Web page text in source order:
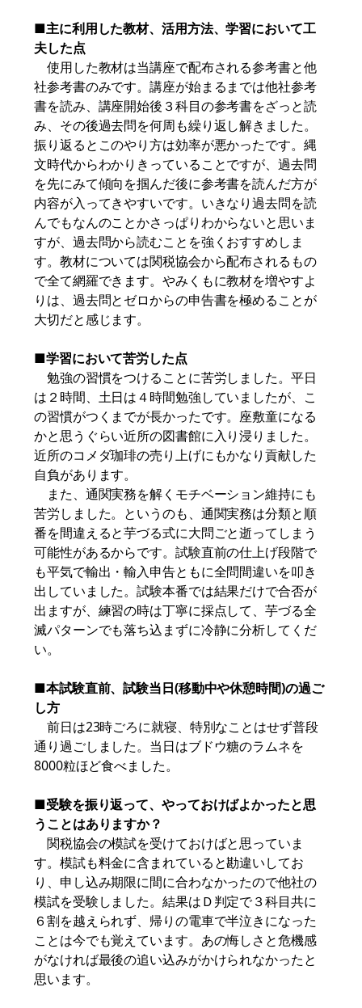
■主に利用した教材、活用方法、学習において工
夫した点
使用した教材は当講座で配布される参考書と他
社参考書のみです。講座が始まるまでは他社参考
書を読み、講座開始後３科目の参考書をざっと読
み、その後過去問を何周も繰り返し解きました。
振り返るとこのやり方は効率が悪かったです。縄
文時代からわかりきっていることですが、過去問
を先にみて傾向を掴んだ後に参考書を読んだ方が
内容が入ってきやすいです。いきなり過去問を読
んでもなんのことかさっぱりわからないと思いま
すが、過去問から読むことを強くおすすめしま
す。教材については関税協会から配布されるもの
で全て網羅できます。やみくもに教材を増やすよ
りは、過去問とゼロからの申告書を極めることが
大切だと感じます。
■学習において苦労した点
勉強の習慣をつけることに苦労しました。平日
は２時間、土日は４時間勉強していましたが、こ
の習慣がつくまでが長かったです。座敷童になる
かと思うぐらい近所の図書館に入り浸りました。
近所のコメダ珈琲の売り上げにもかなり貢献した
自負があります。
また、通関実務を解くモチベーション維持にも
苦労しました。というのも、通関実務は分類と順
番を間違えると芋づる式に大問ごと逝ってしまう
可能性があるからです。試験直前の仕上げ段階で
も平気で輸出・輸入申告ともに全問間違いを叩き
出していました。試験本番では結果だけで合否が
出ますが、練習の時は丁寧に採点して、芋づる全
滅パターンでも落ち込まずに冷静に分析してくだ
い。
■本試験直前、試験当日(移動中や休憩時間)の過ご
し方
前日は23時ごろに就寝、特別なことはせず普段
通り過ごしました。当日はブドウ糖のラムネを
8000粒ほど食べました。
■受験を振り返って、やっておけばよかったと思
うことはありますか？
関税協会の模試を受けておけばと思っていま
す。模試も料金に含まれていると勘違いしてお
り、申し込み期限に間に合わなかったので他社の
模試を受験しました。結果はＤ判定で３科目共に
６割を越えられず、帰りの電車で半泣きになった
ことは今でも覚えています。あの悔しさと危機感
がなければ最後の追い込みがかけられなかったと
思います。